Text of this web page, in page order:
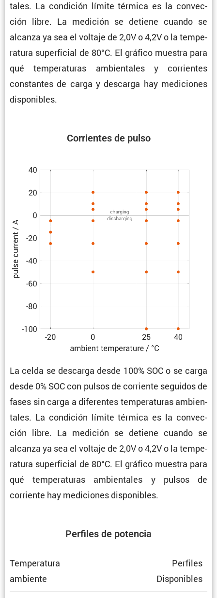
tales. La condi­ción límite térmica es la convec­
ción libre. La medición se detiene cuando se
alcanza ya sea el voltaje de 2,0V o 4,2V o la tempe­
ra­tura super­fi­cial de 80°C. El gráfico muestra para
qué tempe­ra­turas ambien­tales y corrientes
constantes de carga y descarga hay mediciones
disponibles.
Corrientes de pulso
La celda se descarga desde 100% SOC o se carga
desde 0% SOC con pulsos de corriente seguidos de
fases sin carga a diferentes tempe­ra­turas ambien­
tales. La condi­ción límite térmica es la convec­
ción libre. La medición se detiene cuando se
alcanza ya sea el voltaje de 2,0V o 4,2V o la tempe­
ra­tura super­fi­cial de 80°C. El gráfico muestra para
qué tempe­ra­turas ambien­tales y pulsos de
corriente hay mediciones disponibles.
Perfiles de potencia
Tempe­ra­tura
ambiente
Perfiles
Dispo­ni­bles